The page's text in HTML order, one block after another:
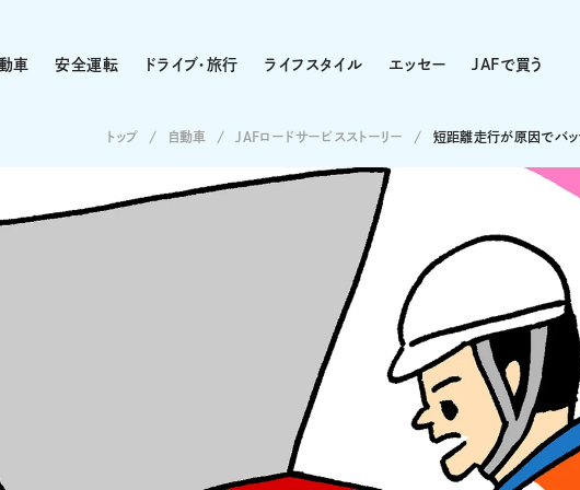
車 安全運転 ドライブ・旅行 ライフスタイル エッセー JAFで買う
トップ 自動車 JAFロードサービスストーリー